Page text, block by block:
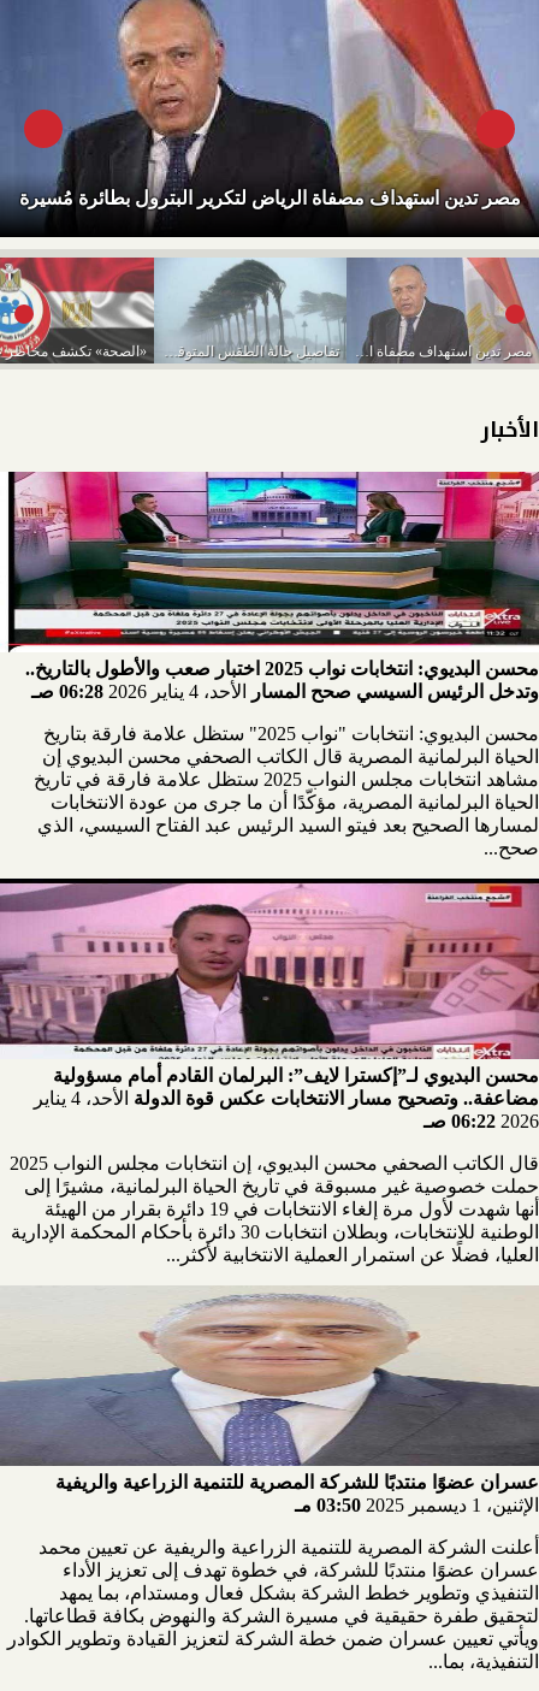
مصر تدين استهداف مصفاة الرياض لتكرير البترول بطائرة مُسيرة
مصر تدين استهداف مصفاة الرياض لتكرير البترول بطائرة...
الأخبار
محسن البديوي: انتخابات نواب 2025 اختبار صعب والأطول بالتاريخ..
وتدخل الرئيس السيسي صحح المسار
الأحد، 4 يناير 2026 06:28 صـ
محسن البديوي: انتخابات "نواب 2025" ستظل علامة فارقة بتاريخ
الحياة البرلمانية المصرية قال الكاتب الصحفي محسن البديوي إن
مشاهد انتخابات مجلس النواب 2025 ستظل علامة فارقة في تاريخ
الحياة البرلمانية المصرية، مؤكّدًا أن ما جرى من عودة الانتخابات
لمسارها الصحيح بعد فيتو السيد الرئيس عبد الفتاح السيسي، الذي
صحح...
محسن البديوي لـ”إكسترا لايف”: البرلمان القادم أمام مسؤولية
مضاعفة.. وتصحيح مسار الانتخابات عكس قوة الدولة
الأحد، 4 يناير
2026 06:22 صـ
قال الكاتب الصحفي محسن البديوي، إن انتخابات مجلس النواب 2025
حملت خصوصية غير مسبوقة في تاريخ الحياة البرلمانية، مشيرًا إلى
أنها شهدت لأول مرة إلغاء الانتخابات في 19 دائرة بقرار من الهيئة
الوطنية للانتخابات، وبطلان انتخابات 30 دائرة بأحكام المحكمة الإدارية
العليا، فضلًا عن استمرار العملية الانتخابية لأكثر...
عسران عضوًا منتدبًا للشركة المصرية للتنمية الزراعية والريفية
الإثنين، 1 ديسمبر 2025
03:50 مـ
أعلنت الشركة المصرية للتنمية الزراعية والريفية عن تعيين محمد
عسران عضوًا منتدبًا للشركة، في خطوة تهدف إلى تعزيز الأداء
التنفيذي وتطوير خطط الشركة بشكل فعال ومستدام، بما يمهد
لتحقيق طفرة حقيقية في مسيرة الشركة والنهوض بكافة قطاعاتها.
ويأتي تعيين عسران ضمن خطة الشركة لتعزيز القيادة وتطوير الكوادر
التنفيذية، بما...